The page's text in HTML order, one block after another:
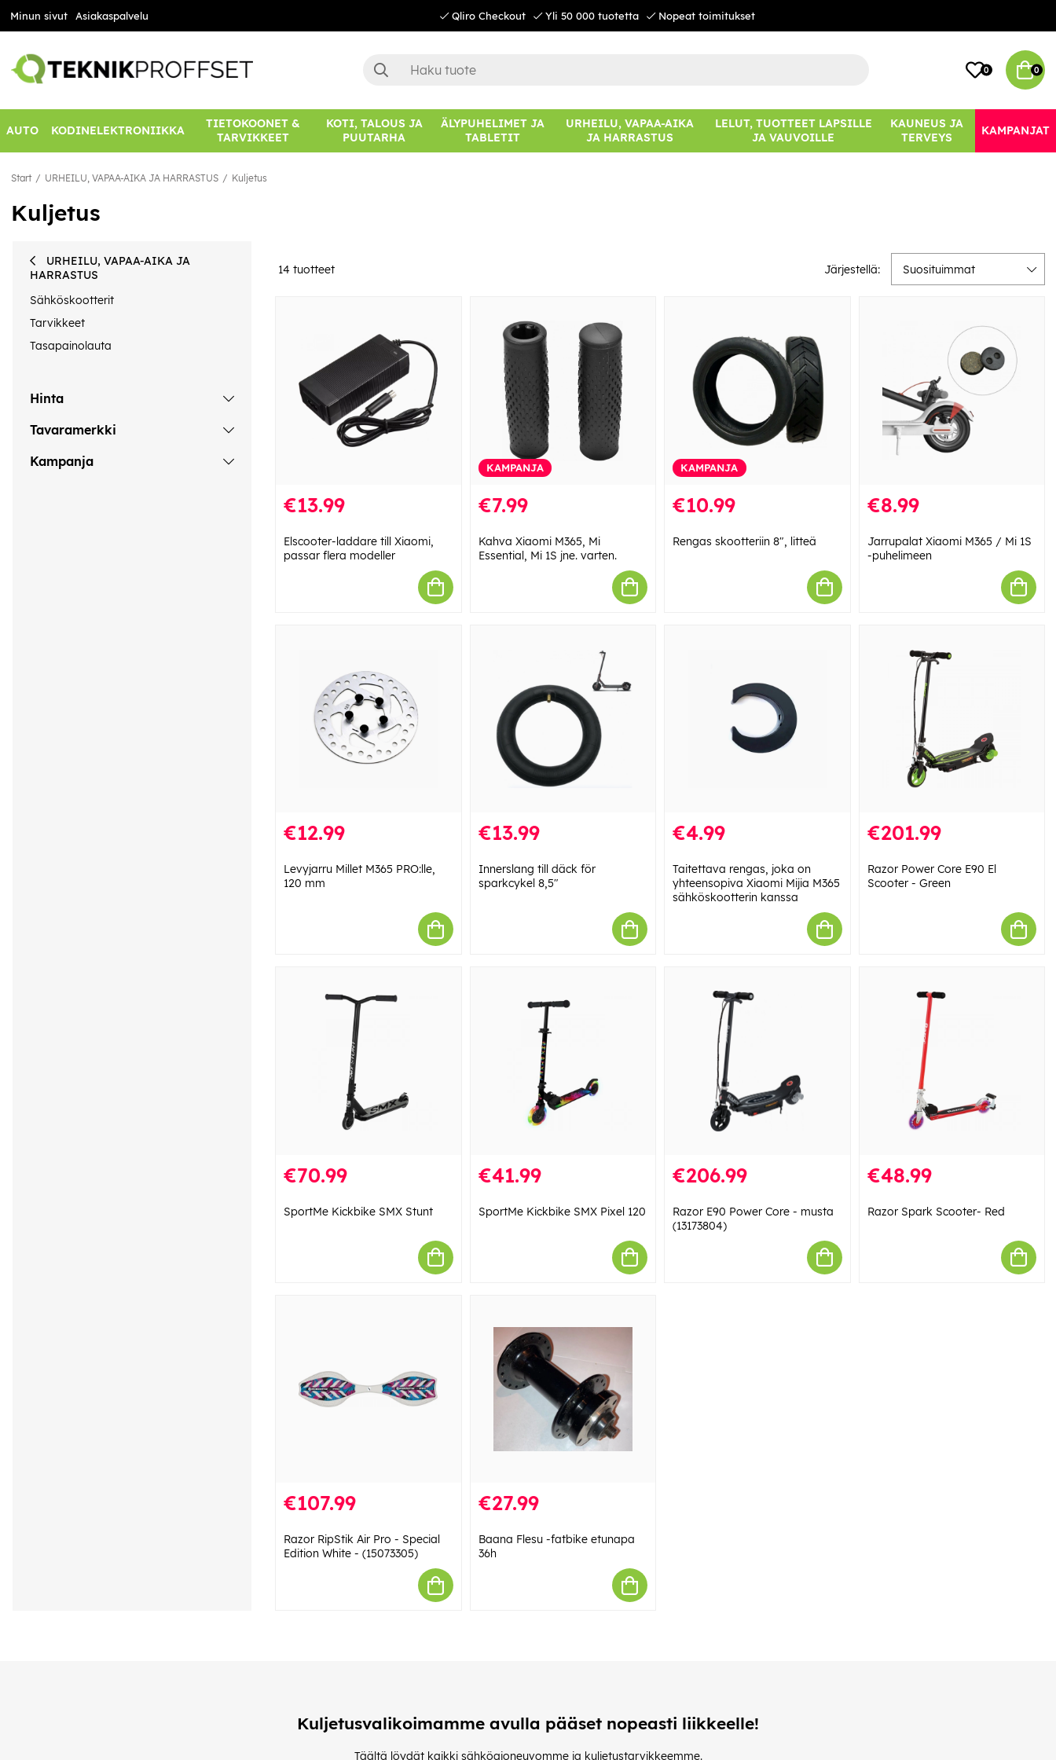
Minun sivut Asiakaspalvelu Qliro Checkout Yli 50 000 tuotetta Nopeat toimitukset
0 0
AUTO KODINELEKTRONIIKKA
TIETOKOONET &
TARVIKKEET
KOTI, TALOUS JA
PUUTARHA
ÄLYPUHELIMET JA
TABLETIT
URHEILU, VAPAA-AIKA
JA HARRASTUS
LELUT, TUOTTEET LAPSILLE
JA VAUVOILLE
KAUNEUS JA
TERVEYS
KAMPANJAT
Start URHEILU, VAPAA-AIKA JA HARRASTUS Kuljetus
Kuljetus
URHEILU, VAPAA-AIKA JA
HARRASTUS
Sähköskootterit
Tarvikkeet
Tasapainolauta
Hinta
Tavaramerkki
Kampanja
14 tuotteet Järjestellä: Suosituimmat
€13.99
Elscooter-laddare till Xiaomi,
passar flera modeller
KAMPANJA
€7.99
Kahva Xiaomi M365, Mi
Essential, Mi 1S jne. varten.
KAMPANJA
€10.99
Rengas skootteriin 8", litteä
€8.99
Jarrupalat Xiaomi M365 / Mi 1S
-puhelimeen
€12.99
Levyjarru Millet M365 PRO:lle,
120 mm
€13.99
Innerslang till däck för
sparkcykel 8,5"
€4.99
Taitettava rengas, joka on
yhteensopiva Xiaomi Mijia M365
sähköskootterin kanssa
€201.99
Razor Power Core E90 El
Scooter - Green
€70.99
SportMe Kickbike SMX Stunt
€41.99
SportMe Kickbike SMX Pixel 120
€206.99
Razor E90 Power Core - musta
(13173804)
€48.99
Razor Spark Scooter- Red
€107.99
Razor RipStik Air Pro - Special
Edition White - (15073305)
€27.99
Baana Flesu -fatbike etunapa
36h
Kuljetusvalikoimamme avulla pääset nopeasti liikkeelle!
Täältä löydät kaikki sähköajoneuvomme ja kuljetustarvikkeemme.